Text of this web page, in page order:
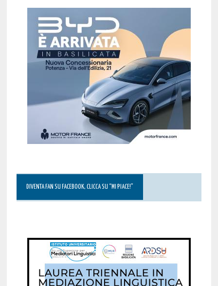
DIVENTA FAN SU FACEBOOK, CLICCA SU “MI PIACE!”